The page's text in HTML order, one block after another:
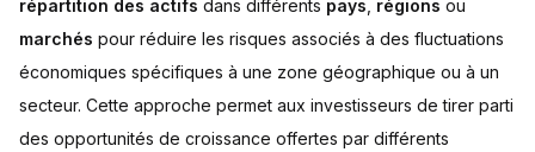
répartition des actifs dans différents pays régions ou
marchés pour réduire les risques associés à des fluctuations
économiques spécifiques à une zone géographique ou à un
secteur. Cette approche permet aux investisseurs de tirer parti
des opportunités de croissance offertes par différents